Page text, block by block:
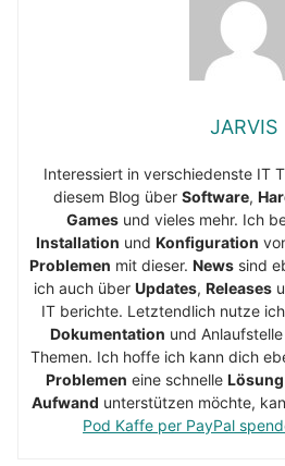
JARVIS
Interessiert in verschiedenste IT
diesem Blog über Software,
Gamesund vieles mehr. Ich
Installation und Konfiguration
Problemen mit dieser. News sind
ich auch über Updates, Releases
IT berichte. Letztendlich nutze
Dokumentation und
Themen. Ich hoffe ich kann dich
Problemen eine schnelle Lösung
Aufwand unterstützen möchte,
Pod Kaffe per PayPal